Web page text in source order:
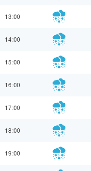
13:00
14:00
15:00
16:00
17:00
18:00
19:00